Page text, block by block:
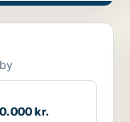
kr.